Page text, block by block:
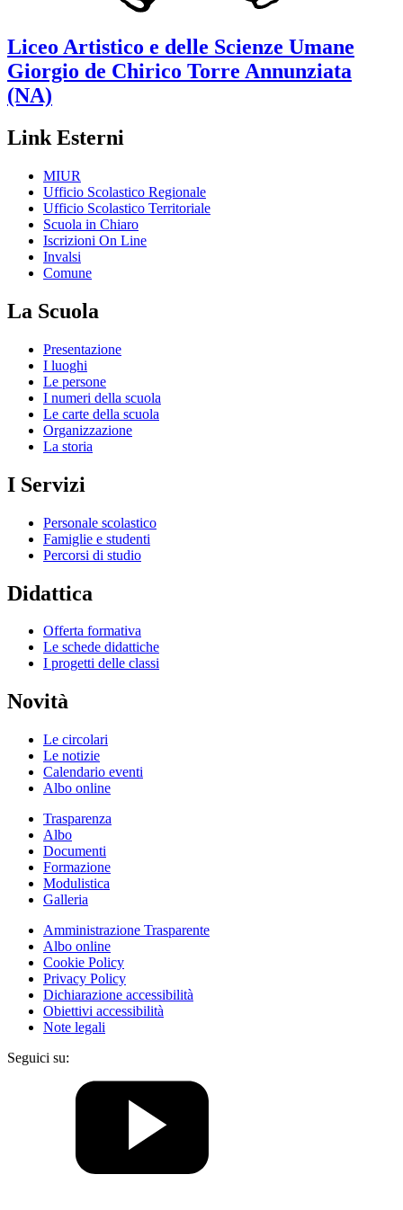
Liceo Artistico e delle Scienze Umane
Giorgio de Chirico Torre Annunziata
(NA)
Link Esterni
MIUR
Ufficio Scolastico Regionale
Ufficio Scolastico Territoriale
Scuola in Chiaro
Iscrizioni On Line
Invalsi
Comune
La Scuola
Presentazione
I luoghi
Le persone
I numeri della scuola
Le carte della scuola
Organizzazione
La storia
I Servizi
Personale scolastico
Famiglie e studenti
Percorsi di studio
Didattica
Offerta formativa
Le schede didattiche
I progetti delle classi
Novità
Le circolari
Le notizie
Calendario eventi
Albo online
Trasparenza
Albo
Documenti
Formazione
Modulistica
Galleria
Amministrazione Trasparente
Albo online
Cookie Policy
Privacy Policy
Dichiarazione accessibilità
Obiettivi accessibilità
Note legali
Seguici su: